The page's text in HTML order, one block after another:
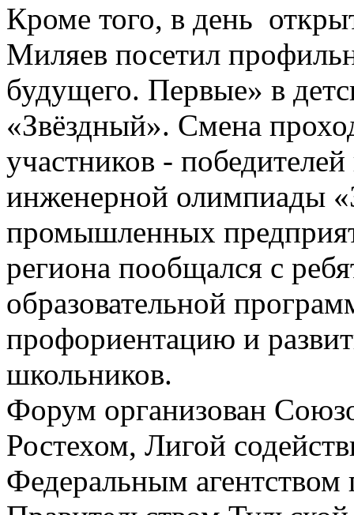
Кроме того, в день
Миляев посетил
будущего. Первые» в
«Звёздный». Смена
участников -
инженерной олимпиады
промышленных
региона пообщался с
образовательной
профориентацию и
школьников.
Форум организован
Ростехом, Лигой
Федеральным